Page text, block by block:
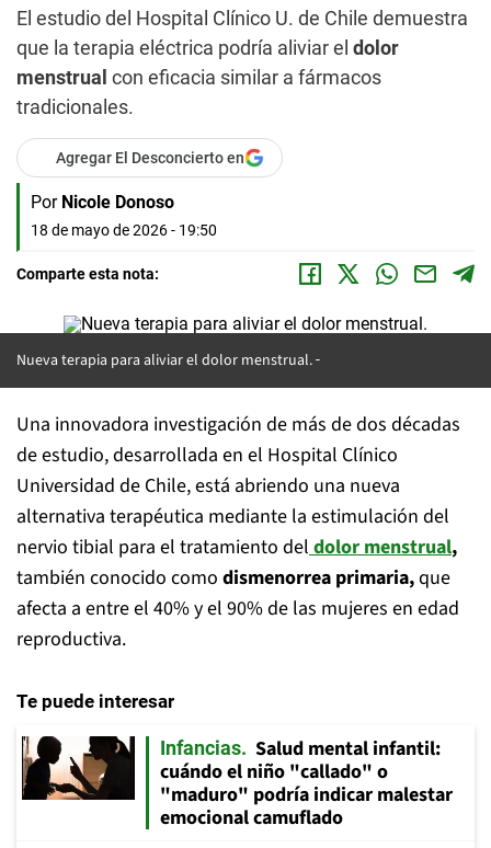
El estudio del Hospital Clínico U. de Chile demuestra
que la terapia eléctrica podría aliviar el dolor
menstrual con eficacia similar a fármacos
tradicionales.
Agregar El Desconcierto en
Por Nicole Donoso
18 de mayo de 2026 - 19:50
Comparte esta nota:
Nueva terapia para aliviar el dolor menstrual.
Una innovadora investigación de más de dos décadas
de estudio, desarrollada en el Hospital Clínico
Universidad de Chile, está abriendo una nueva
alternativa terapéutica mediante la estimulación del
nervio tibial para el tratamiento deldolor menstrual,
también conocido como dismenorrea primaria,que
afecta a entre el 40% y el 90% de las mujeres en edad
reproductiva.
Te puede interesar
Infancias
Salud mental infantil:
cuándo el niño "callado" o
"maduro" podría indicar malestar
emocional camuflado